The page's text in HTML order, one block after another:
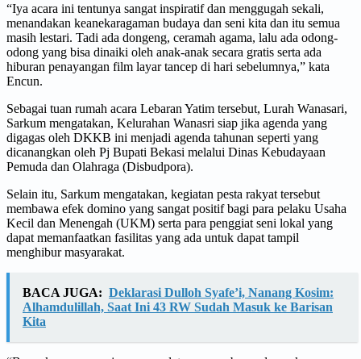
“Iya acara ini tentunya sangat inspiratif dan menggugah sekali,
menandakan keanekaragaman budaya dan seni kita dan itu semua
masih lestari. Tadi ada dongeng, ceramah agama, lalu ada odong-
odong yang bisa dinaiki oleh anak-anak secara gratis serta ada
hiburan penayangan film layar tancep di hari sebelumnya,” kata
Encun.
Sebagai tuan rumah acara Lebaran Yatim tersebut, Lurah Wanasari,
Sarkum mengatakan, Kelurahan Wanasri siap jika agenda yang
digagas oleh DKKB ini menjadi agenda tahunan seperti yang
dicanangkan oleh Pj Bupati Bekasi melalui Dinas Kebudayaan
Pemuda dan Olahraga (Disbudpora).
Selain itu, Sarkum mengatakan, kegiatan pesta rakyat tersebut
membawa efek domino yang sangat positif bagi para pelaku Usaha
Kecil dan Menengah (UKM) serta para penggiat seni lokal yang
dapat memanfaatkan fasilitas yang ada untuk dapat tampil
menghibur masyarakat.
BACA JUGA: Deklarasi Dulloh Syafe’i, Nanang Kosim:
Alhamdulillah, Saat Ini 43 RW Sudah Masuk ke Barisan
Kita